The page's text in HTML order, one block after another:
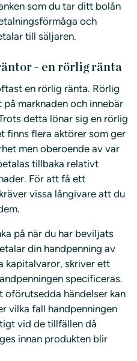
som du tar ditt bolån
och
till säljaren.
- en rörlig ränta
en rörlig ränta. Rörlig
marknaden och innebär
detta lönar sig en rörlig
finns flera aktörer som ger
men oberoende av var
tillbaka relativt
För att få ett
vissa långivare att du
på när du har beviljats
din handpenning av
kapitalvaror, skriver ett
specificeras.
oförutsedda händelser kan
vilka fall handpenningen
vid de tillfällen då
innan produkten blir